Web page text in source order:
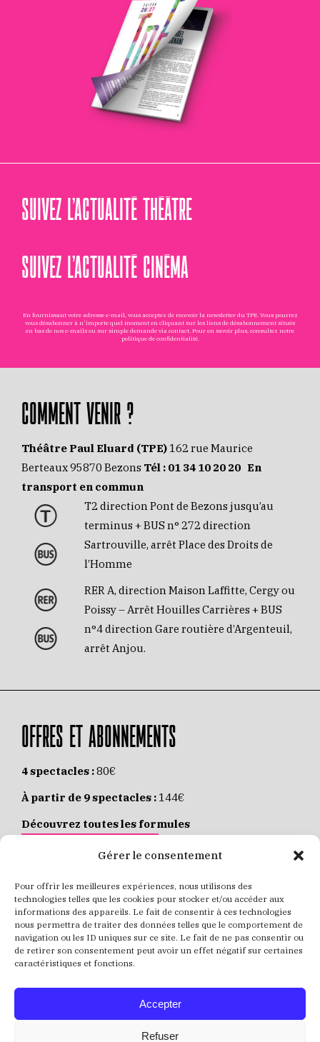
Gérer le consentement
Pour offrir les meilleures expériences, nous utilisons des
technologies telles que les cookies pour stocker et/ou accéder aux
informations des appareils. Le fait de consentir à ces technologies
nous permettra de traiter des données telles que le comportement de
navigation ou les ID uniques sur ce site. Le fait de ne pas consentir ou
de retirer son consentement peut avoir un effet négatif sur certaines
caractéristiques et fonctions.
Accepter
Refuser
SUIVEZ L’ACTUALITÉ THÉÂTRE
SUIVEZ L’ACTUALITÉ CINÉMA
En fournissant votre adresse e-mail, vous acceptez de recevoir la newsletter du TPE. Vous pourrez
vous désabonner à n'importe quel moment en cliquant sur les liens de désabonnement situés
en bas de nos e-mails ou sur simple demande via contact . Pour en savoir plus, consultez notre
politique de confidentialité.
COMMENT VENIR ?
Théâtre Paul Eluard (TPE) 162 rue Maurice
Berteaux 95870 Bezons Tél : 01 34 10 20 20 En
transport en commun
T2 direction Pont de Bezons jusqu’au
terminus + BUS n° 272 direction
Sartrouville, arrêt Place des Droits de
l’Homme
RER A, direction Maison Laffitte, Cergy ou
Poissy – Arrêt Houilles Carrières + BUS
n°4 direction Gare routière d’Argenteuil,
arrêt Anjou.
OFFRES ET ABONNEMENTS
4 spectacles :80€
À partir de 9 spectacles : 144€
Découvrez toutes les formules
JE M’ABONNE EN LIGNE
Places individuelles :de 8 à 35€
Achetez vos places
JE RÉSERVE MES PLACES